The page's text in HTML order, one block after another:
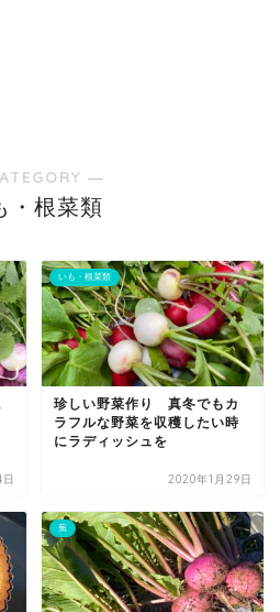
―
・根菜類
いも・根菜類
珍しい野菜作り 真冬でもカ
ラフルな野菜を収穫したい時
にラディッシュを
2020年1月29日
蕪